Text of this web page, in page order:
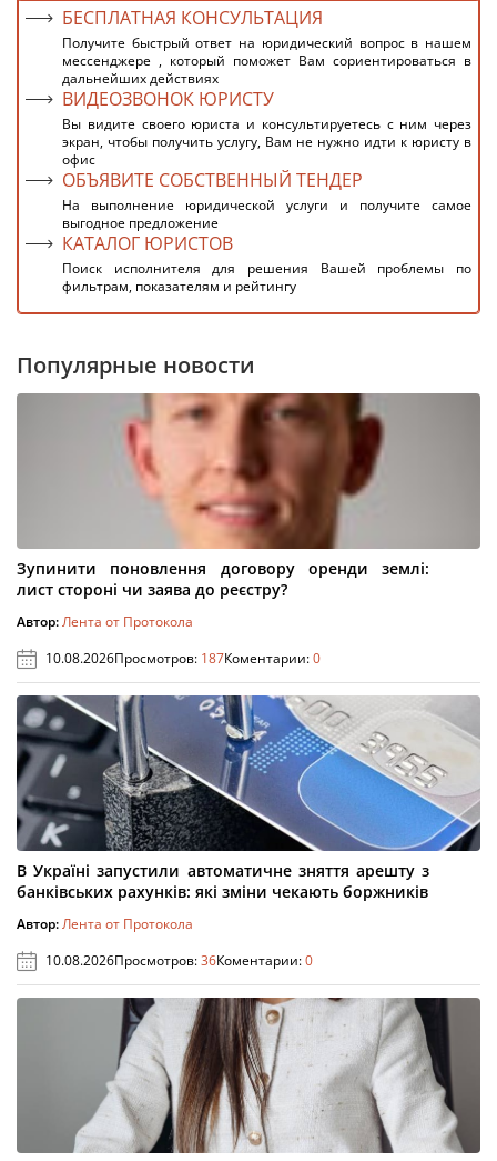
БЕСПЛАТНАЯ КОНСУЛЬТАЦИЯ
Получите быстрый ответ на юридический вопрос в нашем
мессенджере , который поможет Вам сориентироваться в
дальнейших действиях
ВИДЕОЗВОНОК ЮРИСТУ
Вы видите своего юриста и консультируетесь с ним через
экран, чтобы получить услугу, Вам не нужно идти к юристу в
офис
ОБЪЯВИТЕ СОБСТВЕННЫЙ ТЕНДЕР
На выполнение юридической услуги и получите самое
выгодное предложение
КАТАЛОГ ЮРИСТОВ
Поиск исполнителя для решения Вашей проблемы по
фильтрам, показателям и рейтингу
Популярные новости
Зупинити поновлення договору оренди землі:
лист стороні чи заява до реєстру?
Автор:Лента от Протокола
10.08.2026Просмотров: 187Коментарии:0
В Україні запустили автоматичне зняття арешту з
банківських рахунків: які зміни чекають боржників
Автор:Лента от Протокола
10.08.2026Просмотров:36Коментарии:0